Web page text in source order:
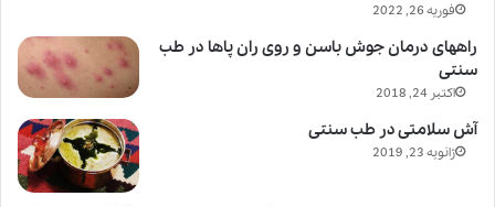
فوریه 26, 2022
راههای درمان جوش باسن و روی ران پاها در طب
سنتی
اکتبر 24, 2018
آش سلامتی در طب سنتی
ژانویه 23, 2019